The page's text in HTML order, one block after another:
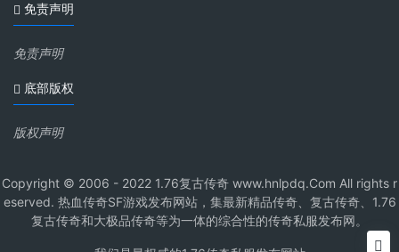
免责声明
免责声明
底部版权
版权声明
Copyright © 2006 - 2022 1.76复古传奇 www.hnlpdq.Com All rights r
eserved. 热血传奇SF游戏发布网站，集最新精品传奇、复古传奇、1.76
复古传奇和大极品传奇等为一体的综合性的传奇私服发布网。